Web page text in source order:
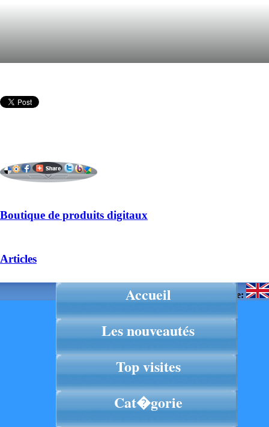
Boutique de produits digitaux
Articles
Langue:
Accueil
Les nouveautés
Top visites
Cat�gorie